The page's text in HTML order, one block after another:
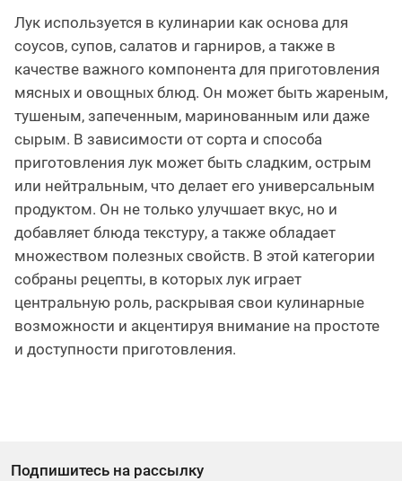
Лук используется в кулинарии как основа для
соусов, супов, салатов и гарниров, а также в
качестве важного компонента для приготовления
мясных и овощных блюд. Он может быть жареным,
тушеным, запеченным, маринованным или даже
сырым. В зависимости от сорта и способа
приготовления лук может быть сладким, острым
или нейтральным, что делает его универсальным
продуктом. Он не только улучшает вкус, но и
добавляет блюда текстуру, а также обладает
множеством полезных свойств. В этой категории
собраны рецепты, в которых лук играет
центральную роль, раскрывая свои кулинарные
возможности и акцентируя внимание на простоте
и доступности приготовления.
Подпишитесь на рассылку